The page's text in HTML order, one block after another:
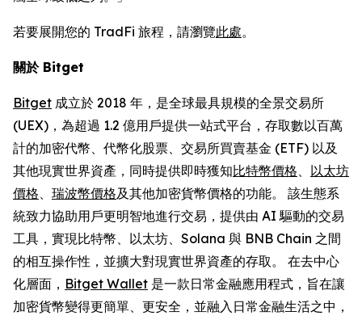
若要展開您的 TradFi 旅程，請瀏覽此處。
關於 Bitget
Bitget 成立於 2018 年，是全球最具規模的全景交易所
(UEX)，為超過 1.2 億用戶提供一站式平台，存取數以百萬
計的加密代幣、代幣化股票、交易所買賣基金 (ETF) 以及
其他現實世界資產，同時提供即時獲知比特幣價格、 以太坊
價格、 瑞波幣價格及其他加密貨幣價格的功能。 該生態系
統致力協助用戶更明智地進行交易，提供由 AI 驅動的交易
工具，實現比特幣、以太坊、Solana 與 BNB Chain 之間
的相互操作性，並擴大對現實世界資產的存取。 在去中心
化層面， Bitget Wallet 是一款日常金融應用程式，旨在讓
加密貨幣變得更簡單、更安全，並融入日常金融生活之中，